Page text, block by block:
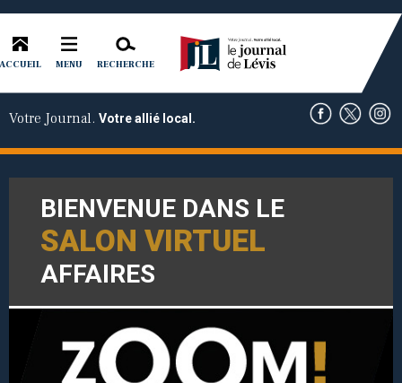
ACCUEIL MENU RECHERCHE
Votre Journal. Votre allié local.
BIENVENUE DANS LE
SALON VIRTUEL
AFFAIRES